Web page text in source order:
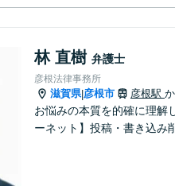
林 直樹 弁護士
彦根法律事務所
滋賀県|彦根市 彦根駅
お悩みの本質を的確に理解
ーネット】投稿・書き込み